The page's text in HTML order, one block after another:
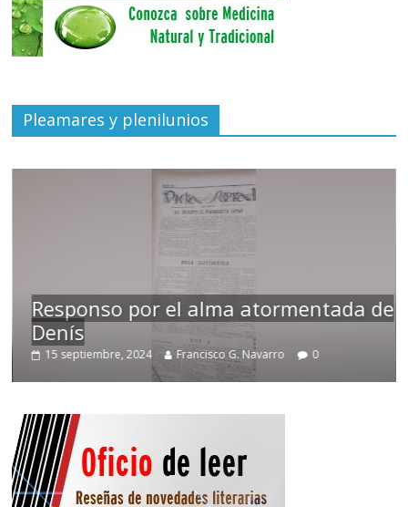
Pleamares y plenilunios
Responso por el alma atormentada de
Denís
15 septiembre, 2024 Francisco G. Navarro 0